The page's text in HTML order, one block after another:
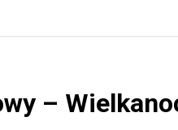
–